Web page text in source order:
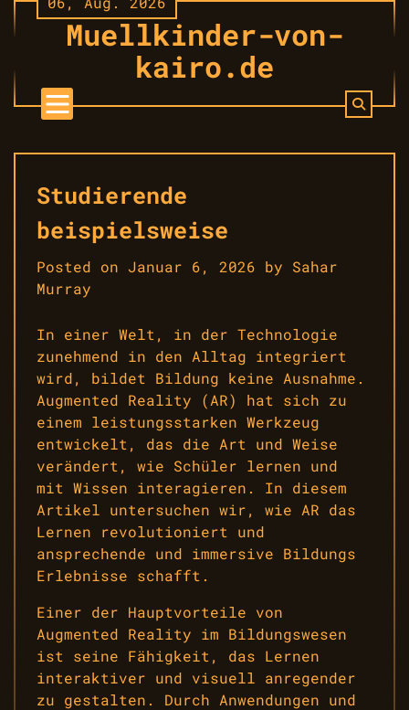
Skip
to
Muellkinder-von-
kairo.de
Studierende
beispielsweise
Posted on Januar 6, 2026 by Sahar
Murray
In einer Welt, in der Technologie
zunehmend in den Alltag integriert
wird, bildet Bildung keine Ausnahme.
Augmented Reality (AR) hat sich zu
einem leistungsstarken Werkzeug
entwickelt, das die Art und Weise
verändert, wie Schüler lernen und
mit Wissen interagieren. In diesem
Artikel untersuchen wir, wie AR das
Lernen revolutioniert und
ansprechende und immersive Bildungs
Erlebnisse schafft.
Einer der Hauptvorteile von
Augmented Reality im Bildungswesen
ist seine Fähigkeit, das Lernen
interaktiver und visuell anregender
zu gestalten. Durch Anwendungen und